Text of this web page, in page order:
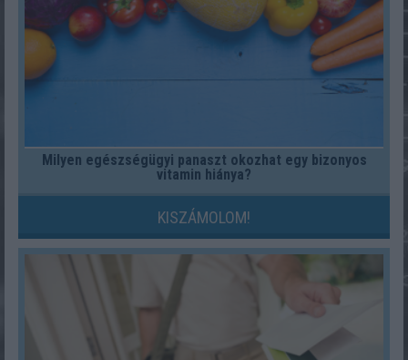
Milyen egészségügyi panaszt okozhat egy bizonyos
vitamin hiánya?
KISZÁMOLOM!